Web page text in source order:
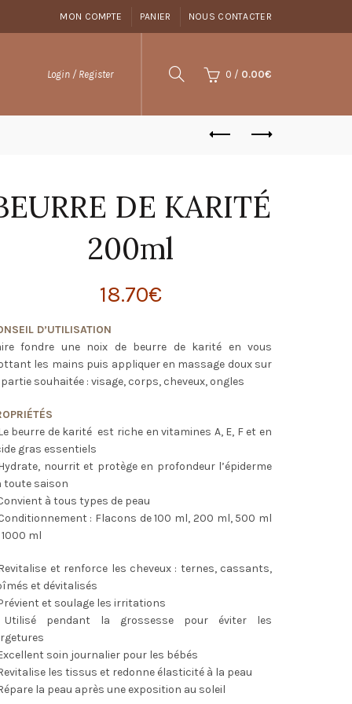
MON COMPTE PANIER NOUS CONTACTER
Login / Register 0 / 0.00€
DE KARITÉ
200ml
18.70€
D’UTILISATION
fondre une noix de beurre de karité en vous
les mains puis appliquer en massage doux sur
souhaitée : visage, corps, cheveux, ongles
beurre de karité est riche en vitamines A, E, F et en
gras essentiels
nourrit et protège en profondeur l’épiderme
toute saison
à tous types de peau
: Flacons de 100 ml, 200 ml, 500 ml
ml
et renforce les cheveux : ternes, cassants,
et dévitalisés
et soulage les irritations
Utilisé pendant la grossesse pour éviter les
soin journalier pour les bébés
les tissus et redonne élasticité à la peau
la peau après une exposition au soleil